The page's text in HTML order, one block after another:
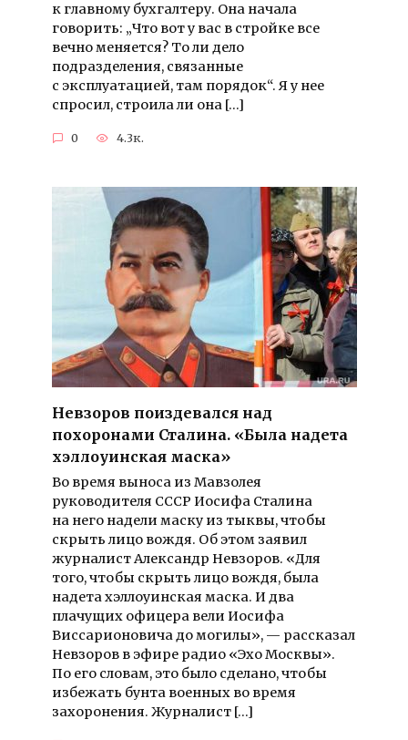
к главному бухгалтеру. Она начала
говорить: „Что вот у вас в стройке все
вечно меняется? То ли дело
подразделения, связанные
с эксплуатацией, там порядок“. Я у нее
спросил, строила ли она […]
0 4.3к.
Невзоров поиздевался над
похоронами Сталина. «Была надета
хэллоуинская маска»
Во время выноса из Мавзолея
руководителя СССР Иосифа Сталина
на него надели маску из тыквы, чтобы
скрыть лицо вождя. Об этом заявил
журналист Александр Невзоров. «Для
того, чтобы скрыть лицо вождя, была
надета хэллоуинская маска. И два
плачущих офицера вели Иосифа
Виссарионовича до могилы», — рассказал
Невзоров в эфире радио «Эхо Москвы».
По его словам, это было сделано, чтобы
избежать бунта военных во время
захоронения. Журналист […]